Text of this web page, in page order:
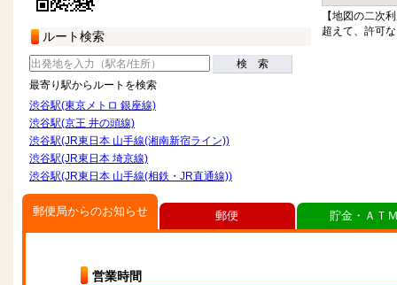
ルート検索
検 索
最寄り駅からルートを検索
渋谷駅(東京メトロ 銀座線)
渋谷駅(京王 井の頭線)
渋谷駅(JR東日本 山手線(湘南新宿ライン))
渋谷駅(JR東日本 埼京線)
渋谷駅(JR東日本 山手線(相鉄・JR直通線))
【地図の二次
超えて、許可
郵便局からのお知らせ
営業時間
郵便 貯金・ＡＴ